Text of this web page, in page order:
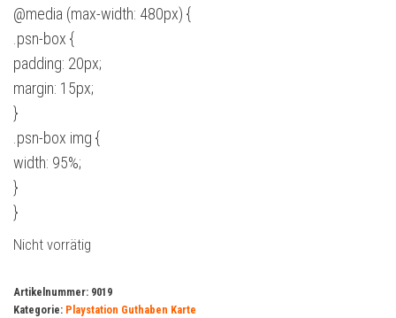
@media (max-width: 480px) {
.psn-box {
padding: 20px;
margin: 15px;
}
.psn-box img {
width: 95%;
}
}
Nicht vorrätig
Artikelnummer: 9019
Kategorie: Playstation Guthaben Karte